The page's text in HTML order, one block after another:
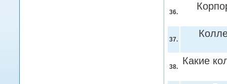
36.
37.
38.
Какие